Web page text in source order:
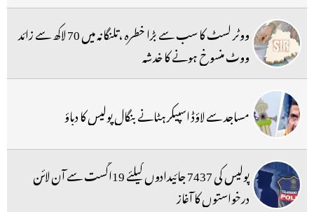
ووٹر لسٹ کا سب سے بڑا خطرہ ،تلنگانہ میں 70 لاکھ سے زائد
ووٹ منسوخ ہونے کا خدشہ
مساجد سے لاؤڈ اسپیکر ہٹانے بنگال پولیس کا دباؤ
پولیس کی 7437 جائیدادوں کیلئے 19اگست سے آن لائن
درخواستوں کا آغاز